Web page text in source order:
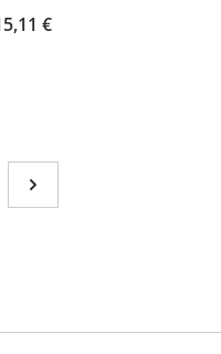
€
reading page 1
Mene seuraavalle